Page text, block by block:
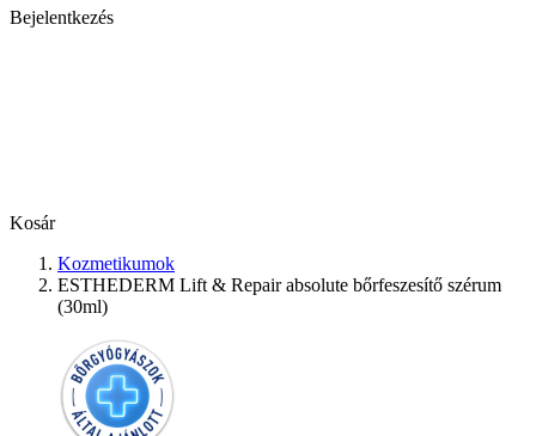
Bejelentkezés
Kosár
Kozmetikumok
ESTHEDERM Lift & Repair absolute bőrfeszesítő szérum
(30ml)